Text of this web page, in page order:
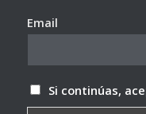
Email
Si continúas,